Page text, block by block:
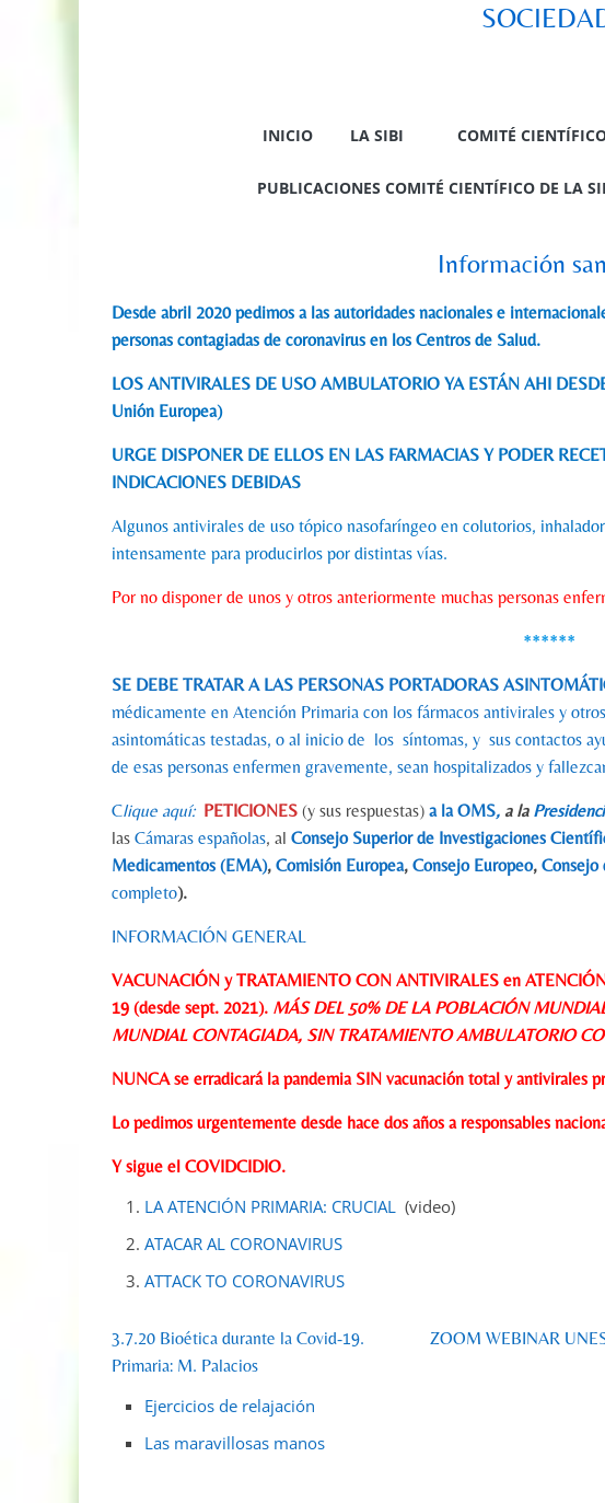
INICIO LA SIBI COMITÉ
PUBLICACIONES COMITÉ CIENTÍFICO DE LA
Información
Desde abril 2020 pedimos a las autoridades nacionales e
personas contagiadas de coronavirus en los Centros de Salud.
LOS ANTIVIRALES DE USO AMBULATORIO YA ESTÁN AHI
Unión Europea)
URGE DISPONER DE ELLOS EN LAS FARMACIAS Y PODER
INDICACIONES DEBIDAS
Algunos antivirales de uso tópico nasofaríngeo en colutorios,
intensamente para producirlos por distintas vías.
Por no disponer de unos y otros anteriormente muchas personas
******
SE DEBE TRATAR A LAS PERSONAS PORTADORAS
médicamente en Atención Primaria con los fármacos antivirales y
asintomáticas testadas, o al inicio de los síntomas, y sus contactos
de esas personas enfermen gravemente, sean hospitalizados y
Clique aquí: PETICIONES (y sus respuestas) a la OMS, a la
las Cámaras españolas, al Consejo Superior de Investigaciones
Medicamentos (EMA), Comisión Europea, Consejo Europeo, Consejo
completo).
INFORMACIÓN GENERAL
VACUNACIÓN y TRATAMIENTO CON ANTIVIRALES en
19 (desde sept. 2021). MÁS DEL 50% DE LA POBLACIÓN
MUNDIAL CONTAGIADA, SIN TRATAMIENTO AMBULATORIO
NUNCA se erradicará la pandemia SIN vacunación total y antivirales
Lo pedimos urgentemente desde hace dos años a responsables
Y sigue el COVIDCIDIO.
LA ATENCIÓN PRIMARIA: CRUCIAL (video)
ATACAR AL CORONAVIRUS
ATTACK TO CORONAVIRUS
3.7.20 Bioética durante la Covid-19. ZOOM WEBINAR
Primaria: M. Palacios
Ejercicios de relajación
Las maravillosas manos